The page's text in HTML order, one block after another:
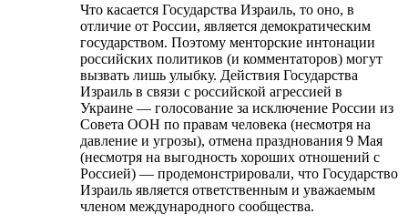
Что касается Государства Израиль, то оно, в
отличие от России, является демократическим
государством. Поэтому менторские интонации
российских политиков (и комментаторов) могут
вызвать лишь улыбку. Действия Государства
Израиль в связи с российской агрессией в
Украине — голосование за исключение России из
Совета ООН по правам человека (несмотря на
давление и угрозы), отмена празднования 9 Мая
(несмотря на выгодность хороших отношений с
Россией) — продемонстрировали, что Государство
Израиль является ответственным и уважаемым
членом международного сообщества.